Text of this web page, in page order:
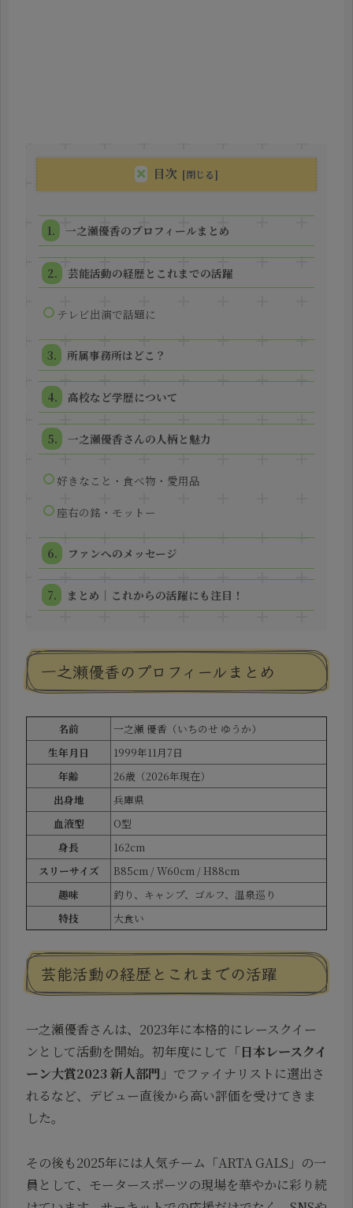
目次
一之瀬優香のプロフィールまとめ
芸能活動の経歴とこれまでの活躍
テレビ出演で話題に
所属事務所はどこ？
高校など学歴について
一之瀬優香さんの人柄と魅力
好きなこと・食べ物・愛用品
座右の銘・モットー
ファンへのメッセージ
まとめ｜これからの活躍にも注目！
一之瀬優香のプロフィールまとめ
名前
一之瀬 優香（いちのせ ゆうか）
生年月日
1999年11月7日
年齢
26歳（2026年現在）
出身地
兵庫県
血液型
O型
身長
162cm
スリーサイズ
B85cm / W60cm / H88cm
趣味
釣り、キャンプ、ゴルフ、温泉巡り
特技
大食い
芸能活動の経歴とこれまでの活躍
一之瀬優香さんは、2023年に本格的にレースクイー
ンとして活動を開始。初年度にして「日本レースクイ
ーン大賞2023 新人部門 」でファイナリストに選出さ
れるなど、デビュー直後から高い評価を受けてきま
した。
その後も2025年には人気チーム「ARTA GALS」の一
員として、モータースポーツの現場を華やかに彩り続